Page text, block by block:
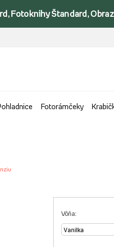
Fotoknihy Štandard,
Fotorámčeky
Vôňa: